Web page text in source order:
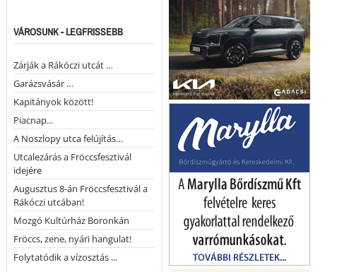
VÁROSUNK - LEGFRISSEBB
Zárják a Rákóczi utcát …
Garázsvásár …
Kapitányok között!
Piacnap...
A Noszlopy utca felújítás…
Utcalezárás a Fröccsfesztivál
idejére
Augusztus 8-án Fröccsfesztivál a
Rákóczi utcában!
Mozgó Kultúrház Boronkán
Fröccs, zene, nyári hangulat!
Folytatódik a vízosztás ...